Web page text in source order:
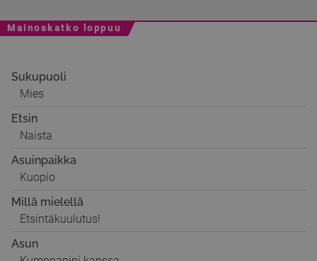
Mainoskatko loppuu
Sukupuoli
Mies
Etsin
Naista
Asuinpaikka
Kuopio
Millä mielellä
Etsintäkuulutus!
Asun